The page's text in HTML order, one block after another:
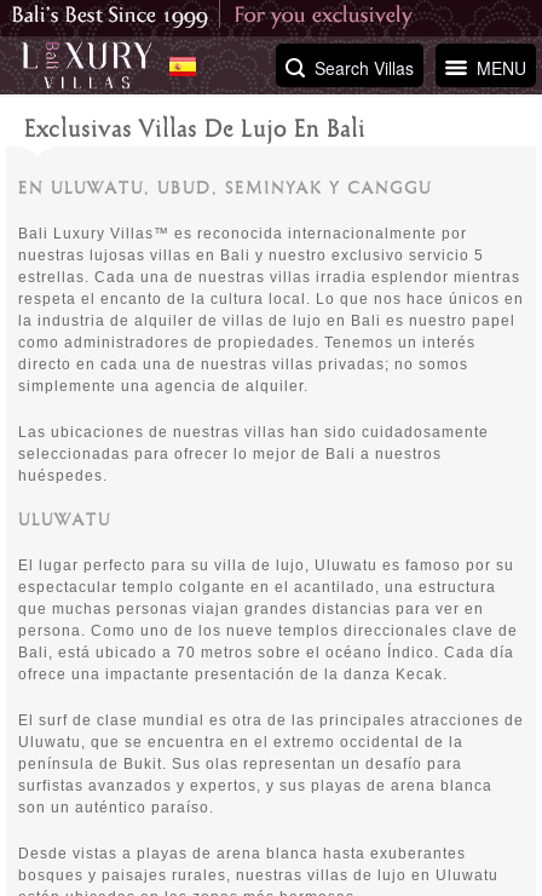
MENU
Search Villas
Exclusivas Villas De Lujo En Bali
EN ULUWATU, UBUD, SEMINYAK Y CANGGU
Bali Luxury Villas™ es reconocida internacionalmente por
nuestras lujosas villas en Bali y nuestro exclusivo servicio 5
estrellas. Cada una de nuestras villas irradia esplendor mientras
respeta el encanto de la cultura local. Lo que nos hace únicos en
la industria de alquiler de villas de lujo en Bali es nuestro papel
como administradores de propiedades. Tenemos un interés
directo en cada una de nuestras villas privadas; no somos
simplemente una agencia de alquiler.
Las ubicaciones de nuestras villas han sido cuidadosamente
seleccionadas para ofrecer lo mejor de Bali a nuestros
huéspedes.
ULUWATU
El lugar perfecto para su villa de lujo, Uluwatu es famoso por su
espectacular templo colgante en el acantilado, una estructura
que muchas personas viajan grandes distancias para ver en
persona. Como uno de los nueve templos direccionales clave de
Bali, está ubicado a 70 metros sobre el océano Índico. Cada día
ofrece una impactante presentación de la danza Kecak.
El surf de clase mundial es otra de las principales atracciones de
Uluwatu, que se encuentra en el extremo occidental de la
península de Bukit. Sus olas representan un desafío para
surfistas avanzados y expertos, y sus playas de arena blanca
son un auténtico paraíso.
Desde vistas a playas de arena blanca hasta exuberantes
bosques y paisajes rurales, nuestras villas de lujo en Uluwatu